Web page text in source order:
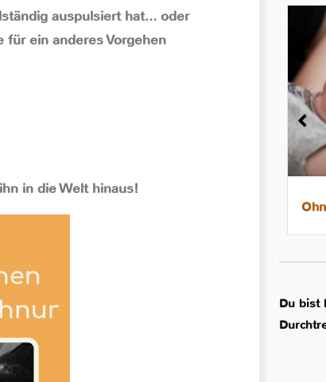
auspulsiert hat… oder
ein anderes Vorgehen
in die Welt hinaus!
Du bist